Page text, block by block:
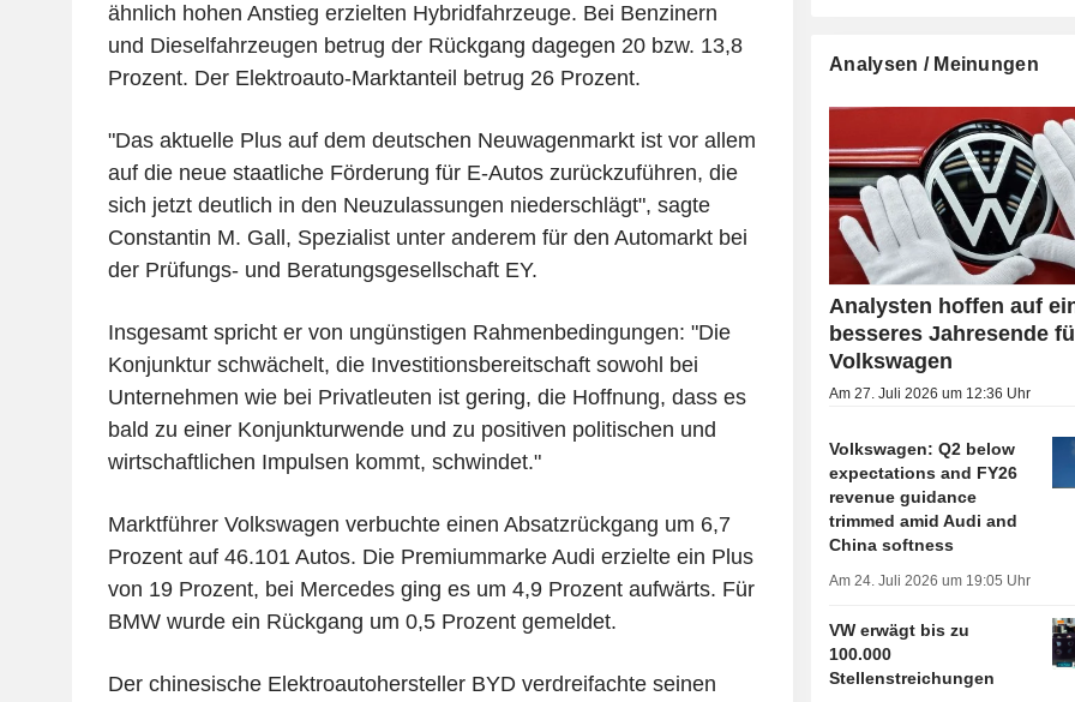
ähnlich hohen Anstieg erzielten Hybridfahrzeuge. Bei Benzinern
und Dieselfahrzeugen betrug der Rückgang dagegen 20 bzw. 13,8
Prozent. Der Elektroauto-Marktanteil betrug 26 Prozent.
"Das aktuelle Plus auf dem deutschen Neuwagenmarkt ist vor allem
auf die neue staatliche Förderung für E-Autos zurückzuführen, die
sich jetzt deutlich in den Neuzulassungen niederschlägt", sagte
Constantin M. Gall, Spezialist unter anderem für den Automarkt bei
der Prüfungs- und Beratungsgesellschaft EY.
Insgesamt spricht er von ungünstigen Rahmenbedingungen: "Die
Konjunktur schwächelt, die Investitionsbereitschaft sowohl bei
Unternehmen wie bei Privatleuten ist gering, die Hoffnung, dass es
bald zu einer Konjunkturwende und zu positiven politischen und
wirtschaftlichen Impulsen kommt, schwindet."
Marktführer Volkswagen verbuchte einen Absatzrückgang um 6,7
Prozent auf 46.101 Autos. Die Premiummarke Audi erzielte ein Plus
von 19 Prozent, bei Mercedes ging es um 4,9 Prozent aufwärts. Für
BMW wurde ein Rückgang um 0,5 Prozent gemeldet.
Der chinesische Elektroautohersteller BYD verdreifachte seinen
Analysen / Meinungen
Analysten hoffen auf
besseres Jahresende
Volkswagen
Am 27. Juli 2026 um 12:36 Uhr
Volkswagen: Q2 below
expectations and FY26
revenue guidance
trimmed amid Audi and
China softness
Am 24. Juli 2026 um 19:05 Uhr
VW erwägt bis zu
100.000
Stellenstreichungen